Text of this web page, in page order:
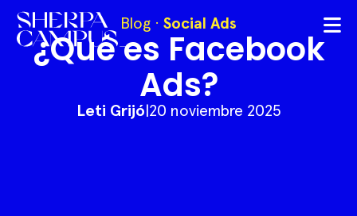
Blog · Social Ads
¿Qué es Facebook
Ads?
Leti Grijó 20 noviembre 2025